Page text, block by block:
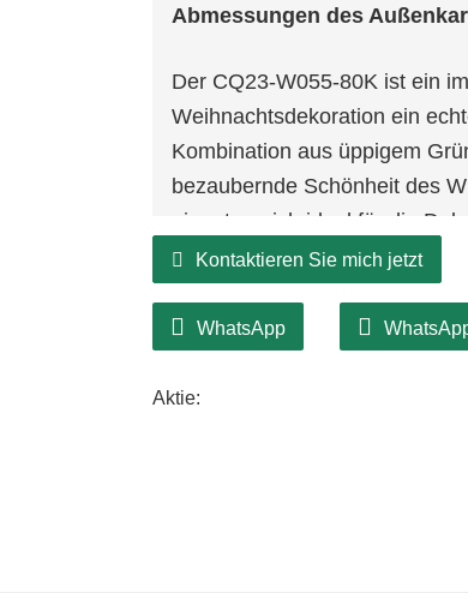
Abmessungen des
Der CQ23-W055-80K ist ein
Weihnachtsdekoration ein
Kombination aus üppigem
bezaubernde Schönheit des
eignet er sich ideal für die
eindrucksvoller Mittelpunkt
Dieser aus hochwertigen
wird Ihnen viele Jahre lang
unvergesslichen Erlebnis.
Kontaktieren Sie mich jetzt
WhatsApp
Aktie: